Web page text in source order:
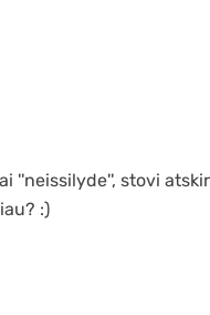
''neissilyde'', stovi
:)